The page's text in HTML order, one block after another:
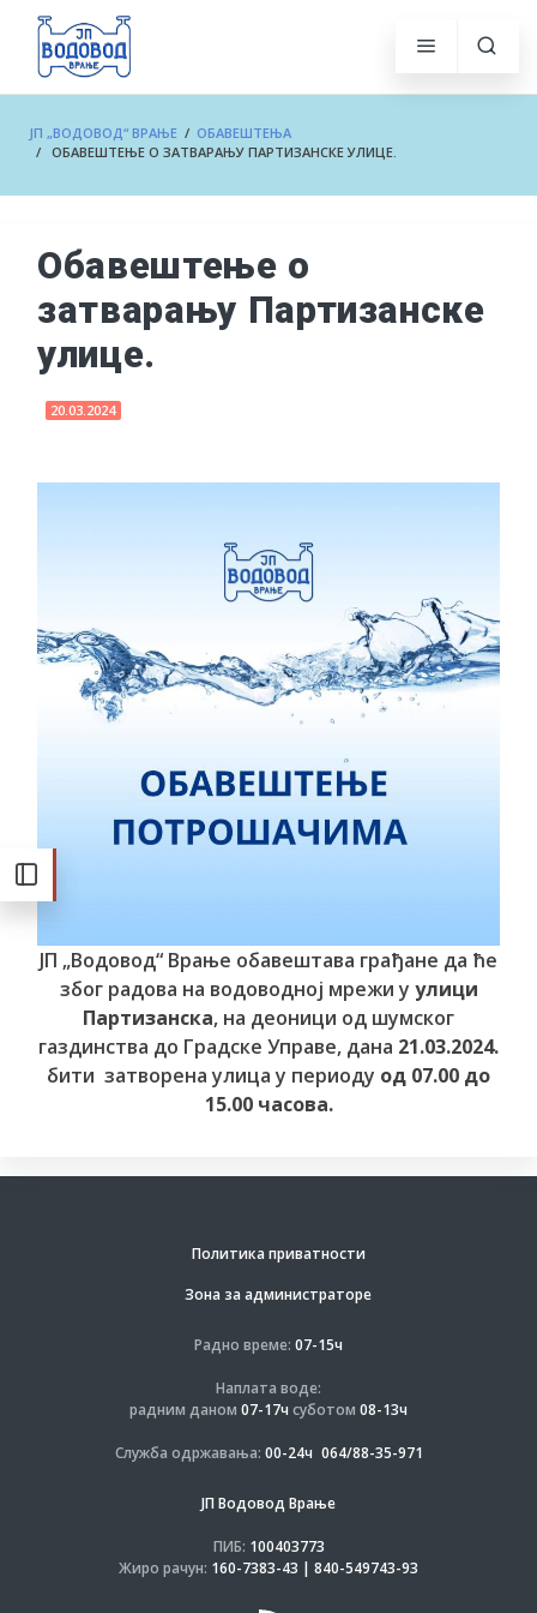
ЈП „ВОДОВОД“ ВРАЊЕ / ОБАВЕШТЕЊА
/ ОБАВЕШТЕЊЕ О ЗАТВАРАЊУ ПАРТИЗАНСКЕ УЛИЦЕ.
Обавештење о
затварању Партизанске
улице.
20.03.2024
ЈП „Водовод“ Врање обавештава грађане да ће
због радова на водоводној мрежи у улици
Партизанска, на деоници од шумског
газдинства до Градске Управе, дана 21.03.2024.
бити затворена улица у периоду од 07.00 до
15.00 часова.
Политика приватности
Зона за администраторе
Радно време: 07-15ч
Наплата воде:
радним даном 07-17ч суботом 08-13ч
Служба одржавања: 00-24ч 064/88-35-971
ЈП Водовод Врање
ПИБ: 100403773
Жиро рачун: 160-7383-43 | 840-549743-93